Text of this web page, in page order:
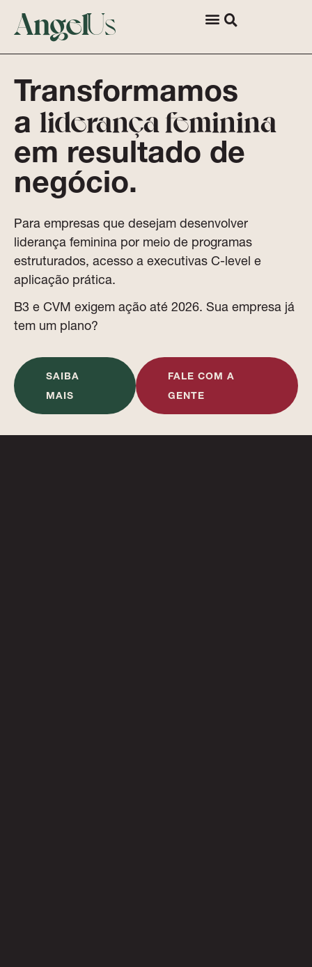
AngelUs
Transformamos
a liderança feminina
em resultado de
negócio.
Para empresas que desejam desenvolver
liderança feminina por meio de programas
estruturados, acesso a executivas C-level e
aplicação prática.
B3 e CVM exigem ação até 2026. Sua empresa já
tem um plano?
SAIBA
MAIS
FALE COM A
GENTE